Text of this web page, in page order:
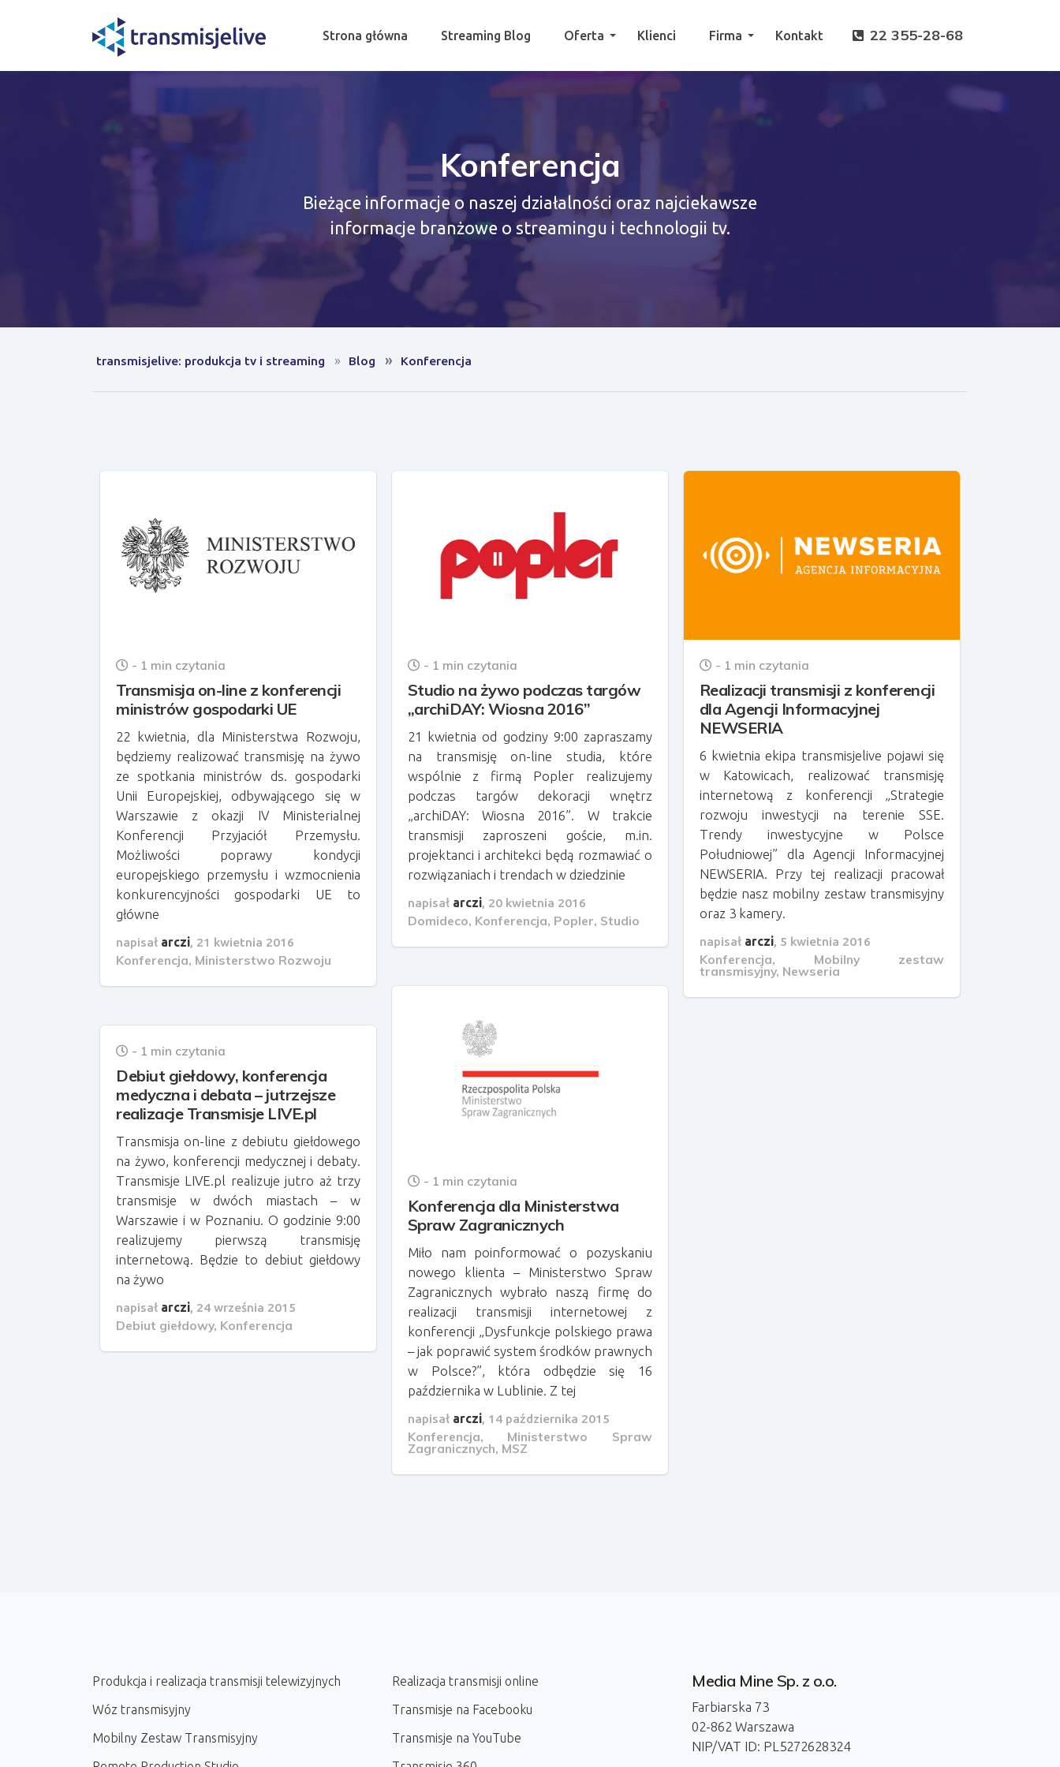
Strona główna Streaming Blog Oferta Klienci Firma Kontakt 22 355-28-68
Konferencja
Bieżące informacje o naszej działalności oraz najciekawsze
informacje branżowe o streamingu i technologii tv.
transmisjelive: produkcja tv i streaming Blog Konferencja
- 1 min czytania
Transmisja on-line z konferencji
ministrów gospodarki UE
22 kwietnia, dla Ministerstwa Rozwoju,
będziemy realizować transmisję na żywo
ze spotkania ministrów ds. gospodarki
Unii Europejskiej, odbywającego się w
Warszawie z okazji IV Ministerialnej
Konferencji Przyjaciół Przemysłu.
Możliwości poprawy kondycji
europejskiego przemysłu i wzmocnienia
konkurencyjności gospodarki UE to
główne
napisał arczi, 21 kwietnia 2016
Konferencja, Ministerstwo Rozwoju
- 1 min czytania
Studio na żywo podczas targów
„archiDAY: Wiosna 2016”
21 kwietnia od godziny 9:00 zapraszamy
na transmisję on-line studia, które
wspólnie z firmą Popler realizujemy
podczas targów dekoracji wnętrz
„archiDAY: Wiosna 2016”. W trakcie
transmisji zaproszeni goście, m.in.
projektanci i architekci będą rozmawiać o
rozwiązaniach i trendach w dziedzinie
napisał arczi, 20 kwietnia 2016
Domideco, Konferencja, Popler, Studio
- 1 min czytania
Realizacji transmisji z konferencji
dla Agencji Informacyjnej
NEWSERIA
6 kwietnia ekipa transmisjelive pojawi się
w Katowicach, realizować transmisję
internetową z konferencji „Strategie
rozwoju inwestycji na terenie SSE.
Trendy inwestycyjne w Polsce
Południowej” dla Agencji Informacyjnej
NEWSERIA. Przy tej realizacji pracował
będzie nasz mobilny zestaw transmisyjny
oraz 3 kamery.
napisał arczi, 5 kwietnia 2016
Konferencja, Mobilny zestaw
transmisyjny, Newseria
- 1 min czytania
Konferencja dla Ministerstwa
Spraw Zagranicznych
Miło nam poinformować o pozyskaniu
nowego klienta – Ministerstwo Spraw
Zagranicznych wybrało naszą firmę do
realizacji transmisji internetowej z
konferencji „Dysfunkcje polskiego prawa
– jak poprawić system środków prawnych
w Polsce?”, która odbędzie się 16
października w Lublinie. Z tej
napisał arczi, 14 października 2015
Konferencja, Ministerstwo Spraw
Zagranicznych, MSZ
- 1 min czytania
Debiut giełdowy, konferencja
medyczna i debata – jutrzejsze
realizacje Transmisje LIVE.pl
Transmisja on-line z debiutu giełdowego
na żywo, konferencji medycznej i debaty.
Transmisje LIVE.pl realizuje jutro aż trzy
transmisje w dwóch miastach – w
Warszawie i w Poznaniu. O godzinie 9:00
realizujemy pierwszą transmisję
internetową. Będzie to debiut giełdowy
na żywo
napisał arczi, 24 września 2015
Debiut giełdowy, Konferencja
Produkcja i realizacja transmisji telewizyjnych
Wóz transmisyjny
Mobilny Zestaw Transmisyjny
Realizacja transmisji online
Transmisje na Facebooku
Transmisje na YouTube
Media Mine Sp. z o.o.
Farbiarska 73
02-862 Warszawa
NIP/VAT ID: PL5272628324